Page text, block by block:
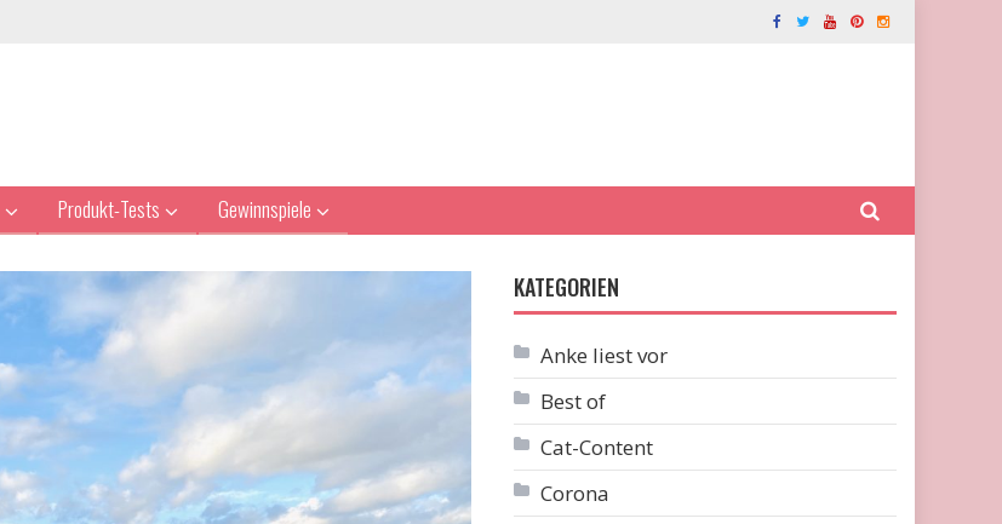
Produkt-Tests Gewinnspiele
KATEGORIEN
Anke liest vor
Best of
Cat-Content
Corona